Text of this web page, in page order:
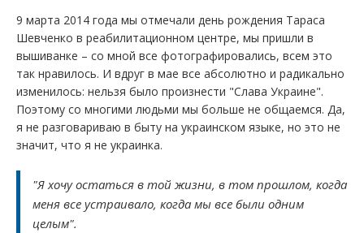
9 марта 2014 года мы отмечали день рождения Тараса
Шевченко в реабилитационном центре, мы пришли в
вышиванке – со мной все фотографировались, всем это
так нравилось. И вдруг в мае все абсолютно и радикально
изменилось: нельзя было произнести "Слава Украине".
Поэтому со многими людьми мы больше не общаемся. Да,
я не разговариваю в быту на украинском языке, но это не
значит, что я не украинка.
"Я хочу остаться в той жизни, в том прошлом, когда
меня все устраивало, когда мы все были одним
целым".